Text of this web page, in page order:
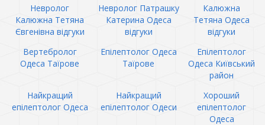
Невролог
Калюжна Тетяна
Євгенівна відгуки
Невролог Патрашку
Катерина Одеса
відгуки
Калюжна
Тетяна Одеса
відгуки
Вертебролог
Одеса Таїрове
Епілептолог Одеса
Таїрове
Епілептолог
Одеса Київський
район
Найкращий
епілептолог Одеса
Найкращий
епілептолог Одеси
Хороший
епілептолог
Одеса